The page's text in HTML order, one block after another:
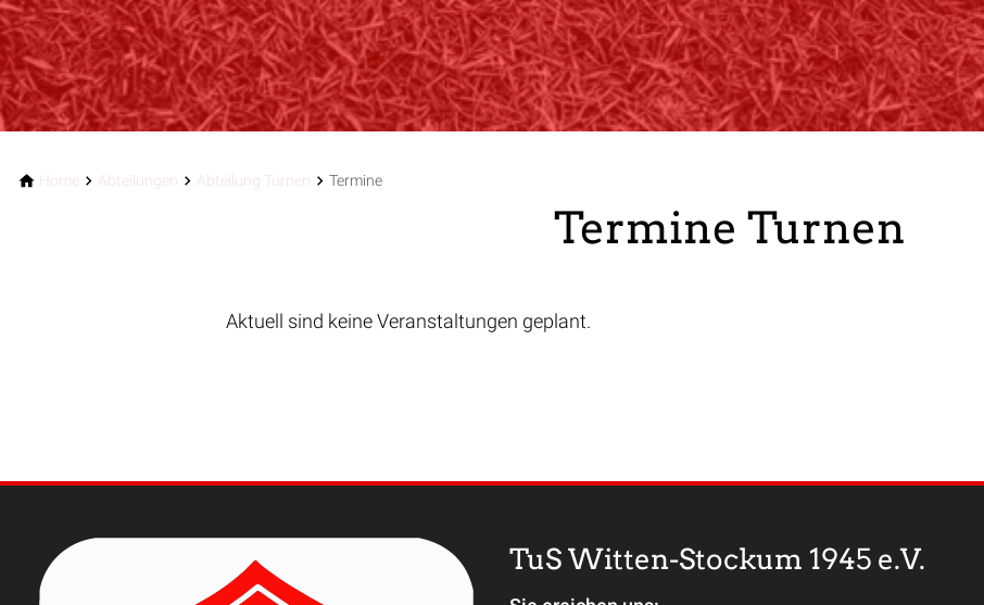
Home Abteilungen Abteilung Turnen Termine
Termine Turnen
Aktuell sind keine Veranstaltungen geplant.
TuS Witten-Stockum 1945 e.V.